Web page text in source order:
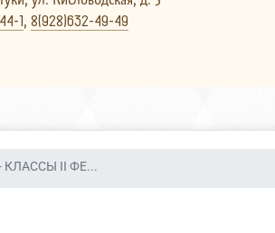
1, 8(928)632-49-49
КЛАССЫ II ФЕ...